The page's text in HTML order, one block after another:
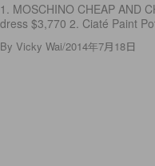
1. MOSCHINO CHEAP AND
dress $3,770 2. Ciaté Paint
By Vicky Wai/2014年7月18日